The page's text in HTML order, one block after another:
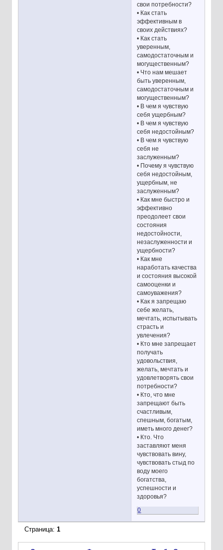
свои потребности?
• Как стать
эффективным в
своих действиях?
• Как стать
уверенным,
самодостаточным и
могущественным?
• Что нам мешает
быть уверенным,
самодостаточным и
могущественным?
• В чем я чувствую
себя ущербным?
• В чем я чувствую
себя недостойным?
• В чем я чувствую
себя не
заслуженным?
• Почему я чувствую
себя недостойным,
ущербным, не
заслуженным?
• Как мне быстро и
эффективно
преодолеет свои
состояния
недостойности,
незаслуженности и
ущербности?
• Как мне
наработать качества
и состояния высокой
самооценки и
самоуважения?
• Как я запрещаю
себе желать,
мечтать, испытывать
страсть и
увлечения?
• Кто мне запрещает
получать
удовольствия,
желать, мечтать и
удовлетворять свои
потребности?
• Кто, что мне
запрещают быть
счастливым,
спешным, богатым,
иметь много денег?
• Кто. Что
заставляют меня
чувствовать вину,
чувствовать стыд по
воду моего
богатства,
успешности и
здоровья?
0
Страница: 1